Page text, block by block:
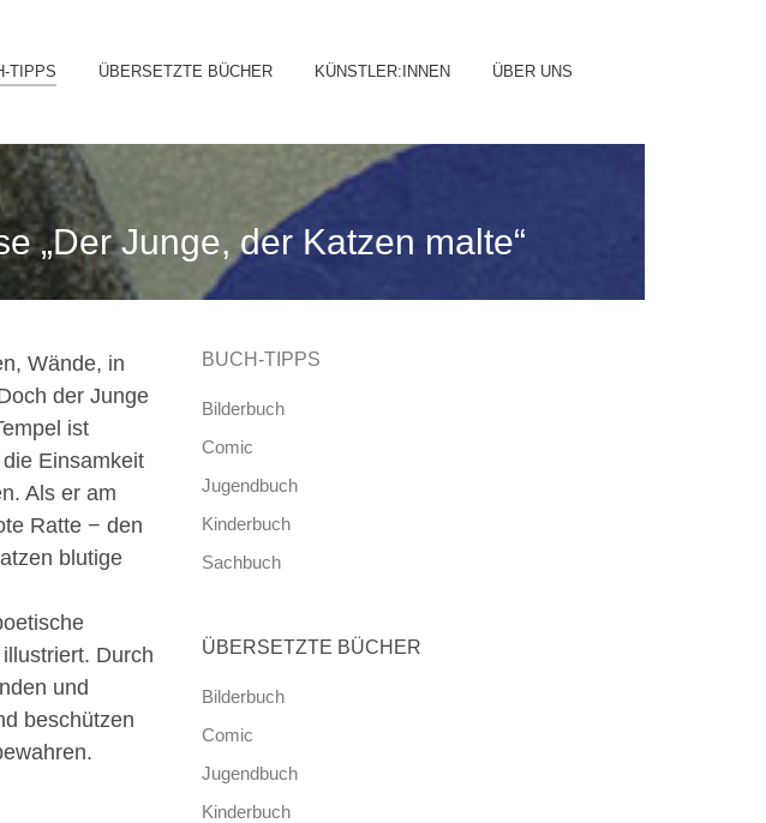
Skip
TIPPS ÜBERSETZTE BÜCHER KÜNSTLER:INNEN ÜBER UNS
„Der Junge, der Katzen malte“
Wände, in
der Junge
ist
Einsamkeit
Als er am
Ratte − den
blutige
Durch
und
beschützen
BUCH-TIPPS
Bilderbuch
Comic
Jugendbuch
Kinderbuch
Sachbuch
ÜBERSETZTE BÜCHER
Bilderbuch
Comic
Jugendbuch
Kinderbuch